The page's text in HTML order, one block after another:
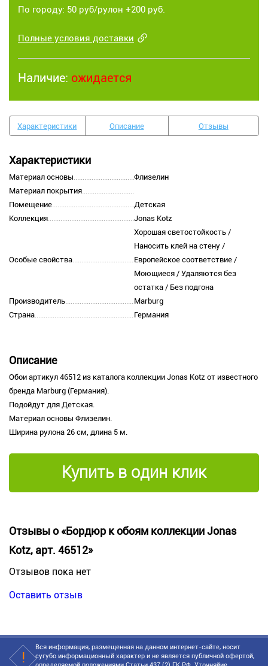
По городу: 50 руб/рулон +200 руб.
Полные условия доставки
Наличие: ожидается
Характеристики Описание Отзывы
Характеристики
Материал основы
Флизелин
Материал покрытия
Помещение
Детская
Коллекция
Jonas Kotz
Особые свойства
Хорошая светостойкость /
Наносить клей на стену /
Европейское соответствие /
Моющиеся / Удаляются без
остатка / Без подгона
Производитель
Marburg
Страна
Германия
Описание
Обои артикул 46512 из каталога коллекции Jonas Kotz от известного
бренда Marburg (Германия).
Подойдут для Детская.
Материал основы Флизелин.
Ширина рулона 26 см, длина 5 м.
Купить в один клик
Отзывы о «Бордюр к обоям коллекции Jonas
Kotz, арт. 46512»
Отзывов пока нет
Оставить отзыв
Вся информация, размещенная на данном интернет-сайте, носит
сугубо информационный характер и не является публичной офертой,